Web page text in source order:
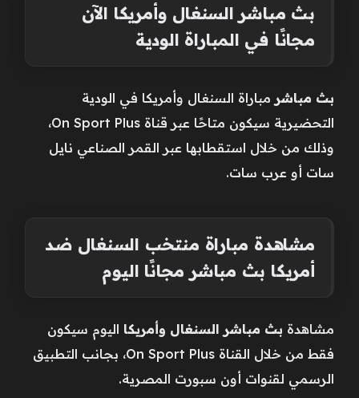
بث مباشر السنغال وأمريكا الآن
مجانًا في المباراة الودية
بث مباشر مباراة السنغال وأمريكا في الودية
التحضيرية سيكون متاحًا عبر قناة On Sport Plus،
وذلك من خلال استقطابها عبر القمر الصناعي نايل
سات أو عرب سات.
مشاهدة مباراة منتخب السنغال ضد
أمريكا بث مباشر مجانًا اليوم
مشاهدة بث مباشر السنغال وأمريكا اليوم سيكون
فقط من خلال القناة On Sport Plus، بجانب التطبيق
الرسمي لقنوات أون سبورت المصرية.